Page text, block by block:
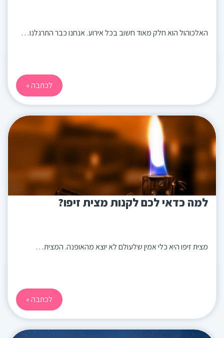
האלכוהול הוא חלק מאוד חשוב בכל אירוע. אנחנו כבר התרגלנו…
לכתבה »
למה כדאי לכם לקנות מצית זיפו?
מצית זיפו היא כלי אמין שלעולם לא יוצא מהאופנה. המצית…
לכתבה »